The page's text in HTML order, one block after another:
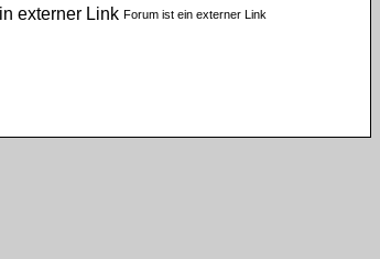
Forum ist ein externer Link